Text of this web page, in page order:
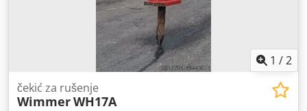
1 /2
čekić za rušenje
WimmerWH17A